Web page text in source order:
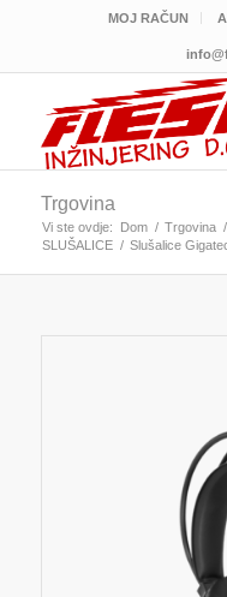
MOJ RAČUN
Trgovina
Vi ste ovdje: Dom / Trgovina /
SLUŠALICE / Slušalice